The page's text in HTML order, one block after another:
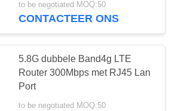
to be negotiated MOQ:50
CONTACTEER ONS
5.8G dubbele Band4g LTE
Router 300Mbps met RJ45 Lan
Port
to be negotiated MOQ:50